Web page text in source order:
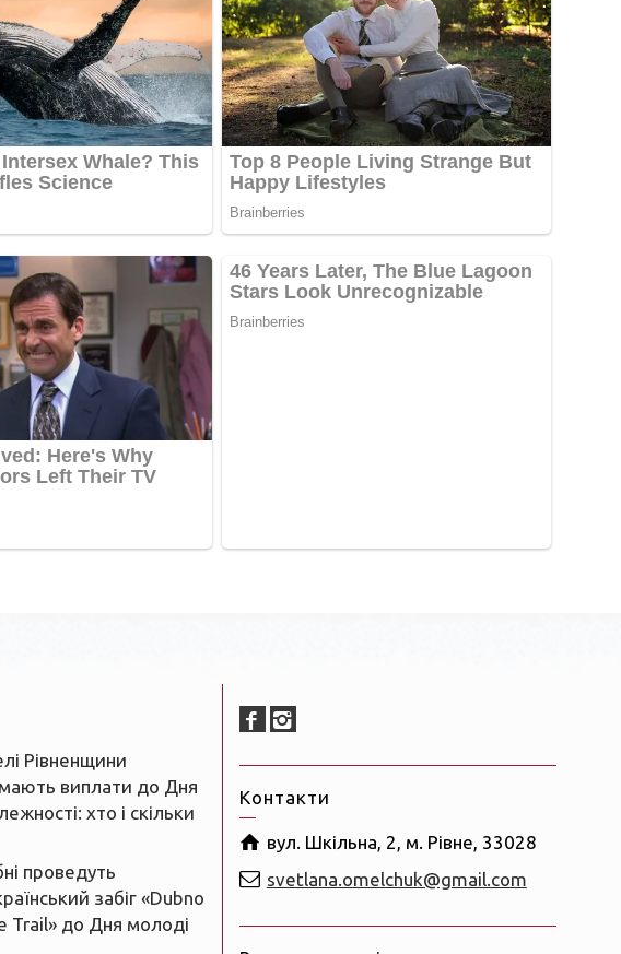
Рівненщини
виплати до Дня
хто і скільки
проведуть
забіг «Dubno
Trail» до Дня молоді
Контакти
вул. Шкільна, 2, м. Рівне, 33028
svetlana.omelchuk@gmail.com